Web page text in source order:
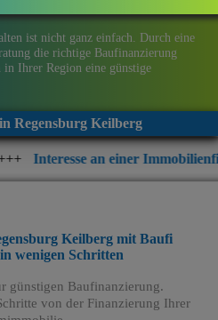
ist nicht ganz einfach. Durch eine
die richtige Baufinanzierung
Ihrer Region eine günstige
Regensburg Keilberg
einer Immobilienfinanzierung?
Keilberg mit Baufi
wenigen Schritten
günstigen Baufinanzierung.
von der Finanzierung Ihrer